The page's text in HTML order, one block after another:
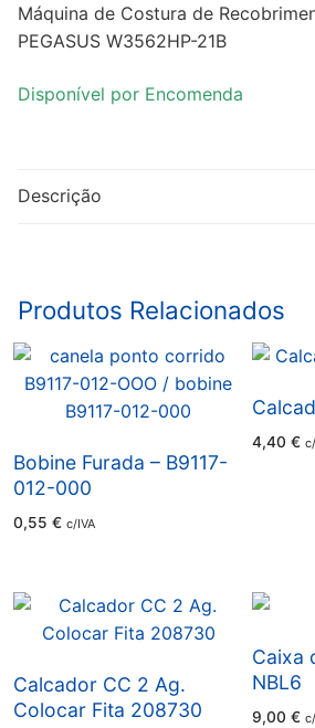
Máquina de Costura de
PEGASUS W3562HP-21B
Disponível por Encomenda
Descrição
Produtos Relacionados
Bobine Furada – B9117-
012-000
0,55 € c/IVA
4,40 €
Calcador CC 2 Ag.
Colocar Fita 208730
Caixa
NBL6
9,00 €